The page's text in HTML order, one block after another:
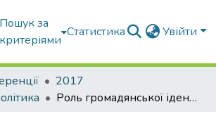
Пошук за
критеріями
Статистика Увійти
2017
Роль громадянської ідентичності у здійсненні регіональної політики